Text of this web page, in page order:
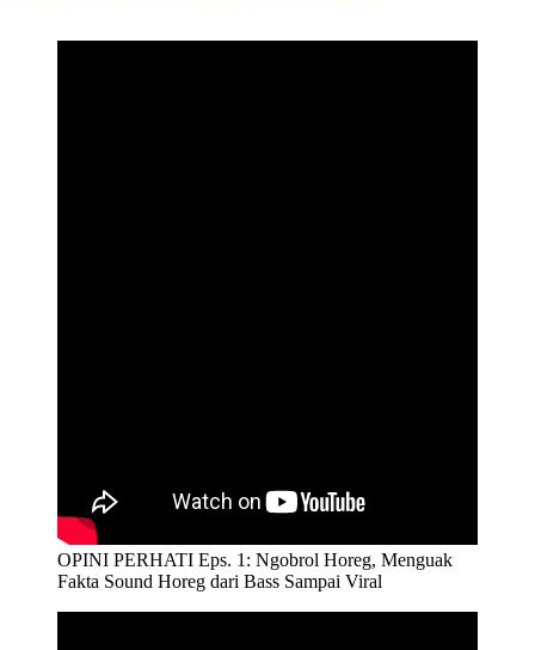
OPINI PERHATI Eps. 1: Ngobrol Horeg, Menguak
Fakta Sound Horeg dari Bass Sampai Viral